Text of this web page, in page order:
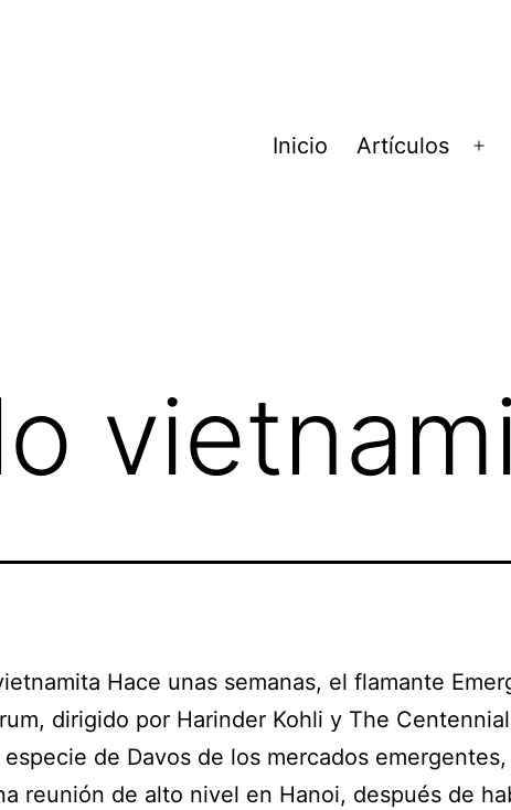
Inicio Artículos
Hace unas semanas, el flamante
dirigido por Harinder Kohli y The Centennial
de Davos de los mercados emergentes,
reunión de alto nivel en Hanoi, después de